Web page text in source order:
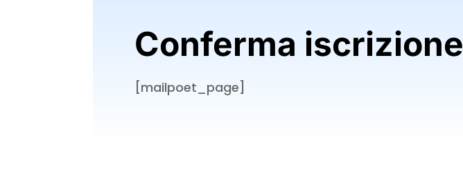
Conferma iscrizione
[mailpoet_page]